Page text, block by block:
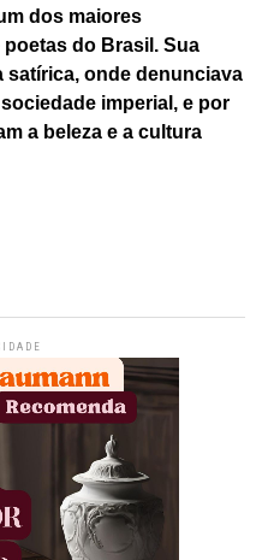
dos maiores
do Brasil. Sua
satírica, onde denunciava
imperial, e por
a beleza e a cultura